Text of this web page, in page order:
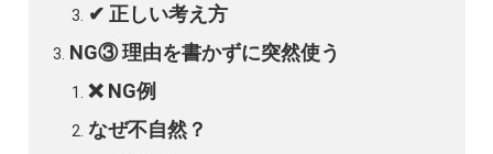
✔ 正しい考え方
NG③ 理由を書かずに突然使う
❌ NG例
なぜ不自然？